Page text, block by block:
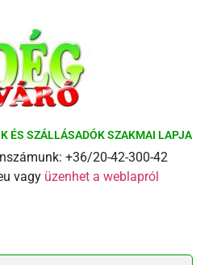
ÉS SZÁLLÁSADÓK SZAKMAI LAPJA
+36/20-42-300-42
vagy üzenhet a weblapról